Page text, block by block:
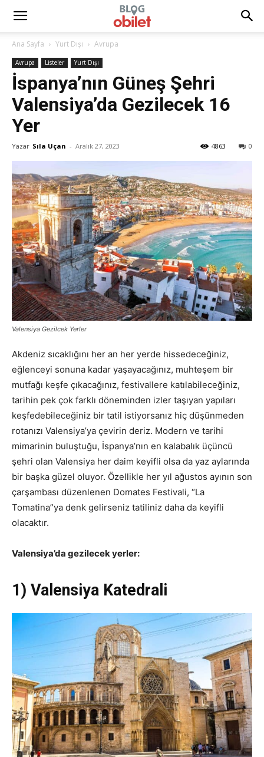
Ana Sayfa Yurt Dışı Avrupa
Avrupa Listeler Yurt Dışı
İspanya’nın Güneş Şehri
Valensiya’da Gezilecek 16
Yer
Yazar Sıla Uçan - Aralık 27, 2023 0
4863
Valensiya Gezilcek Yerler
Akdeniz sıcaklığını her an her yerde hissedeceğiniz,
eğlenceyi sonuna kadar yaşayacağınız, muhteşem bir
mutfağı keşfe çıkacağınız, festivallere katılabileceğiniz,
tarihin pek çok farklı döneminden izler taşıyan yapıları
keşfedebileceğiniz bir tatil istiyorsanız hiç düşünmeden
rotanızı Valensiya’ya çevirin deriz. Modern ve tarihi
mimarinin buluştuğu, İspanya’nın en kalabalık üçüncü
şehri olan Valensiya her daim keyifli olsa da yaz aylarında
bir başka güzel oluyor. Özellikle her yıl ağustos ayının son
çarşambası düzenlenen Domates Festivali, “La
Tomatina”ya denk gelirseniz tatiliniz daha da keyifli
olacaktır.
Valensiya’da gezilecek yerler:
1) Valensiya Katedrali